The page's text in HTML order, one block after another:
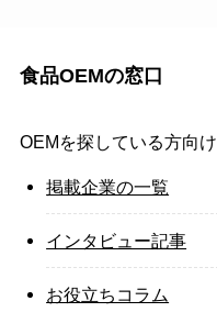
食品OEMの窓口
OEMを探している方向け
掲載企業の一覧
インタビュー記事
お役立ちコラム